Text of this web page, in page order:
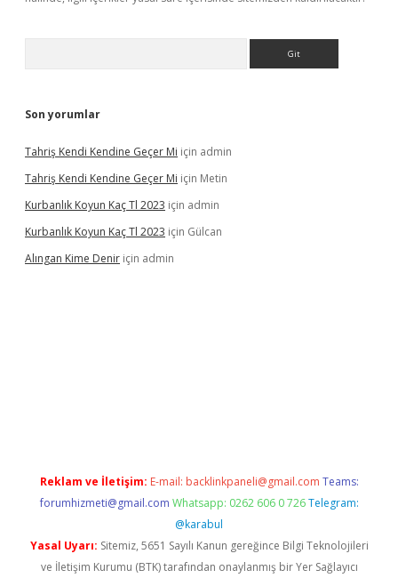
Son yorumlar
Tahriş Kendi Kendine Geçer Mi için admin
Tahriş Kendi Kendine Geçer Mi için Metin
Kurbanlık Koyun Kaç Tl 2023 için admin
Kurbanlık Koyun Kaç Tl 2023 için Gülcan
Alıngan Kime Denir için admin
Reklam ve İletişim: E-mail: backlinkpaneli@gmail.com Teams:
forumhizmeti@gmail.com Whatsapp: 0262 606 0 726 Telegram:
@karabul
Yasal Uyarı: Sitemiz, 5651 Sayılı Kanun gereğince Bilgi Teknolojileri
ve İletişim Kurumu (BTK) tarafından onaylanmış bir Yer Sağlayıcı